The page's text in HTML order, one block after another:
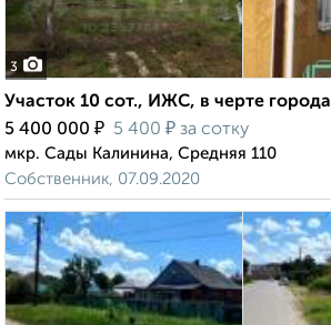
3
Участок 10 сот., ИЖС, в черте города
5 400 000 ₽ 5 400 ₽ за сотку
мкр. Сады Калинина, Средняя 110
Собственник, 07.09.2020